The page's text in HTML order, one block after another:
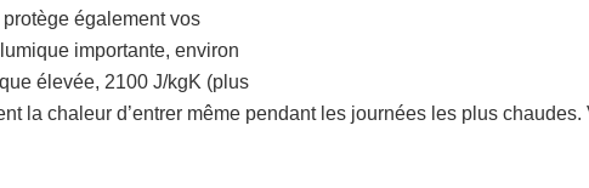
également vos
importante, environ
élevée, 2100 J/kgK (plus
la chaleur d’entrer même pendant les journées les plus chaudes.